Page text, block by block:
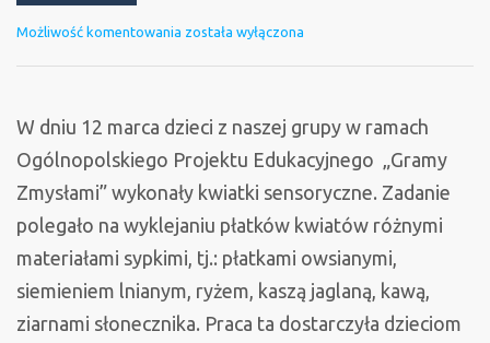
Możliwość komentowania Kwiatki
została wyłączona
W dniu 12 marca dzieci z naszej grupy w ramach
Ogólnopolskiego Projektu Edukacyjnego „Gramy
Zmysłami” wykonały kwiatki sensoryczne. Zadanie
polegało na wyklejaniu płatków kwiatów różnymi
materiałami sypkimi, tj.: płatkami owsianymi,
siemieniem lnianym, ryżem, kaszą jaglaną, kawą,
ziarnami słonecznika. Praca ta dostarczyła dzieciom